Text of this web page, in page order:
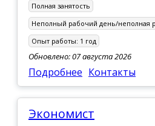
Полная занятость
Неполный рабочий день/неполная
Опыт работы: 1 год
Обновлено: 07 августа 2026
Подробнее Контакты
Экономист